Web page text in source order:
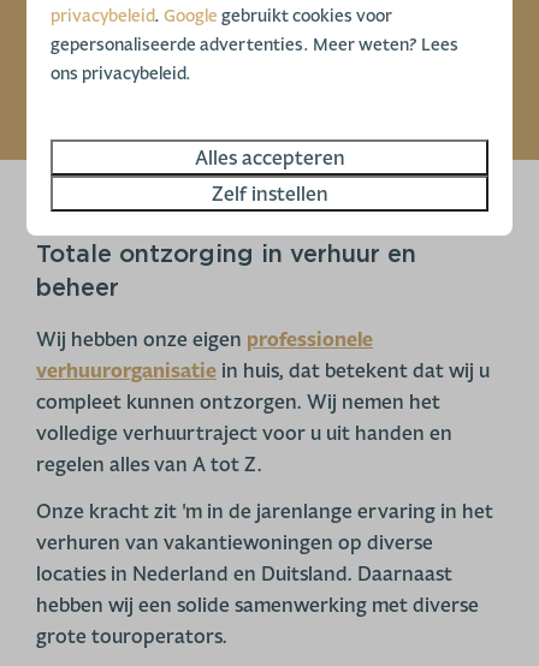
Totale ontzorging in verhuur en
beheer
Wij hebben onze eigen professionele
verhuurorganisatie in huis, dat betekent dat wij u
compleet kunnen ontzorgen. Wij nemen het
volledige verhuurtraject voor u uit handen en
regelen alles van A tot Z.
Onze kracht zit 'm in de jarenlange ervaring in het
verhuren van vakantiewoningen op diverse
locaties in Nederland en Duitsland. Daarnaast
hebben wij een solide samenwerking met diverse
grote touroperators.
privacybeleid.Googlegebruikt cookies voor
gepersonaliseerde advertenties. Meer weten? Lees
ons privacybeleid.
Alles accepteren
Zelf instellen